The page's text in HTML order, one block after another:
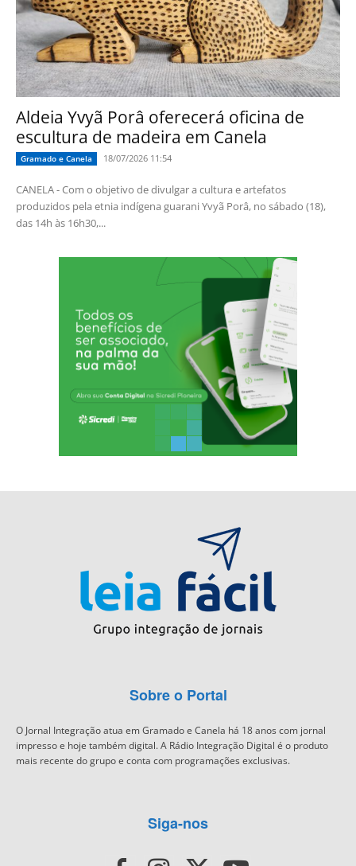
Aldeia Yvyã Porâ oferecerá oficina de
escultura de madeira em Canela
Gramado e Canela 18/07/2026 11:54
CANELA - Com o objetivo de divulgar a cultura e artefatos
produzidos pela etnia indígena guarani Yvyã Porâ, no sábado (18),
das 14h às 16h30,...
Sobre o Portal
O Jornal Integração atua em Gramado e Canela há 18 anos com jornal
impresso e hoje também digital. A Rádio Integração Digital é o produto
mais recente do grupo e conta com programações exclusivas.
Siga-nos